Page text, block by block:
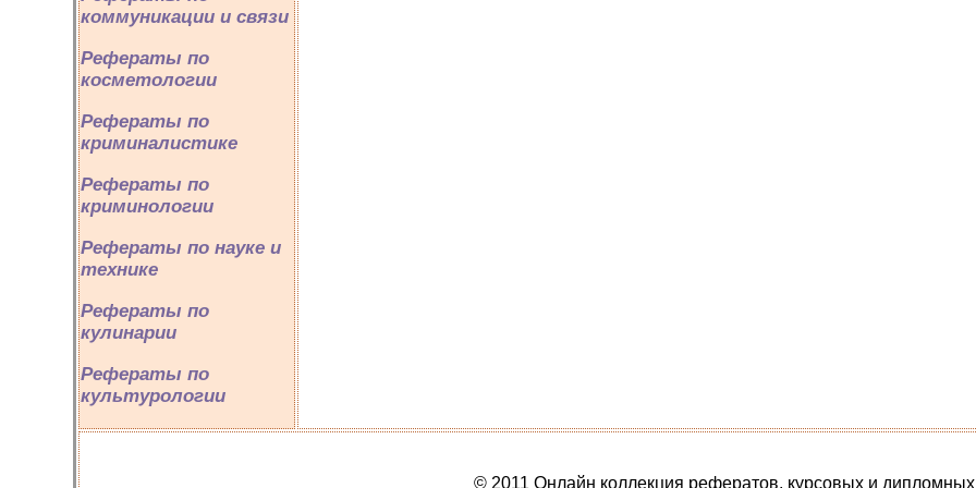
коммуникации и связи
Рефераты по
косметологии
Рефераты по
криминалистике
Рефераты по
криминологии
Рефераты по науке и
технике
Рефераты по
кулинарии
Рефераты по
культурологии
© 2011 Онлайн коллекция рефератов, курсовых и дипломных